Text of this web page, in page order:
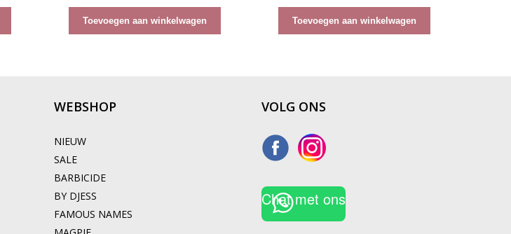
Toevoegen aan winkelwagen Toevoegen aan winkelwagen
WEBSHOP
NIEUW
SALE
BARBICIDE
BY DJESS
FAMOUS NAMES
VOLG ONS
Chat met ons